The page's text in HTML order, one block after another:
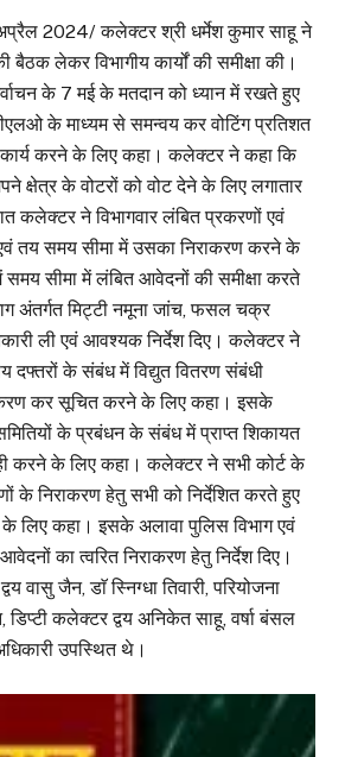
2024/ कलेक्टर श्री धर्मेश कुमार साहू ने
बैठक लेकर विभागीय कार्यों की समीक्षा की।
के 7 मई के मतदान को ध्यान में रखते हुए
के माध्यम से समन्वय कर वोटिंग प्रतिशत
कार्य करने के लिए कहा। कलेक्टर ने कहा कि
क्षेत्र के वोटरों को वोट देने के लिए लगातार
कलेक्टर ने विभागवार लंबित प्रकरणों एवं
तय समय सीमा में उसका निराकरण करने के
समय सीमा में लंबित आवेदनों की समीक्षा करते
अंतर्गत मिट्टी नमूना जांच, फसल चक्र
ली एवं आवश्यक निर्देश दिए। कलेक्टर ने
दफ्तरों के संबंध में विद्युत वितरण संबंधी
कर सूचित करने के लिए कहा। इसके
के प्रबंधन के संबंध में प्राप्त शिकायत
करने के लिए कहा। कलेक्टर ने सभी कोर्ट के
के निराकरण हेतु सभी को निर्देशित करते हुए
के लिए कहा। इसके अलावा पुलिस विभाग एवं
का त्वरित निराकरण हेतु निर्देश दिए।
वासु जैन, डाॅ स्निग्धा तिवारी, परियोजना
डिप्टी कलेक्टर द्वय अनिकेत साहू, वर्षा बंसल
उपस्थित थे।